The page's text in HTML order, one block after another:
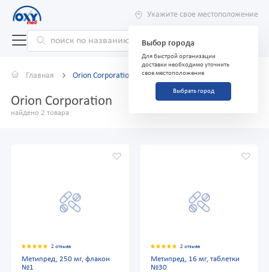
Укажите свое местоположение
Выбор города
Для быстрой организации
доставки необходимо уточнить
свое местоположение
Выбрать город
Главная Orion Corporation
Orion Corporation
найдено 2 товара
2 отзыва
Метипред, 250 мг, флакон
№1
2 отзыва
Метипред, 16 мг, таблетки
№30